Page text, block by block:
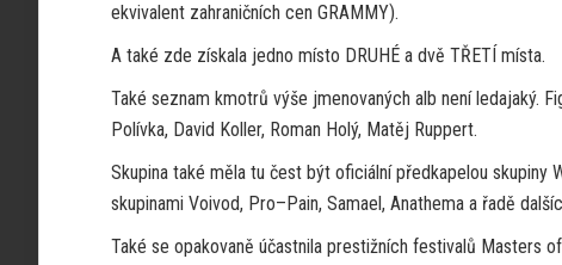
ekvivalent zahraničních cen GRAMMY).
A také zde získala jedno místo DRUHÉ a dvě TŘETÍ místa.
Také seznam kmotrů výše jmenovaných alb není ledajaký.
Polívka, David Koller, Roman Holý, Matěj Ruppert.
Skupina také měla tu čest být oficiální předkapelou skupiny
skupinami Voivod, Pro–Pain, Samael, Anathema a řadě
Také se opakovaně účastnila prestižních festivalů Masters